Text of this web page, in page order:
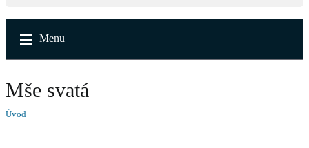
Menu
Mše svatá
Úvod